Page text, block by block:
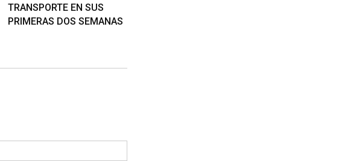
TRANSPORTE EN SUS
PRIMERAS DOS SEMANAS